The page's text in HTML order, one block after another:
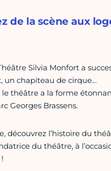
de la scène aux
Silvia Monfort a
un chapiteau de cirque…
théâtre a la forme
Georges Brassens.
découvrez l’histoire du
du théâtre, à